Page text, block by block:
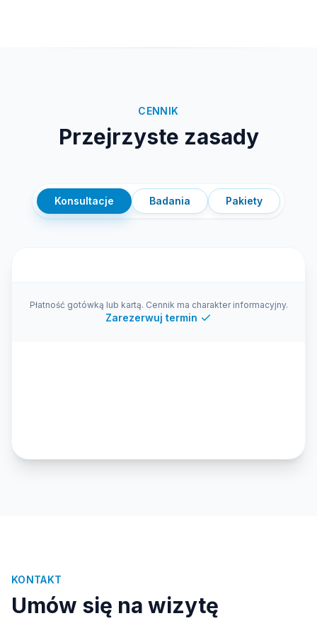
CENNIK
Przejrzyste zasady
Konsultacje Badania Pakiety
Płatność gotówką lub kartą. Cennik ma charakter informacyjny.
Zarezerwuj termin
KONTAKT
Umów się na wizytę